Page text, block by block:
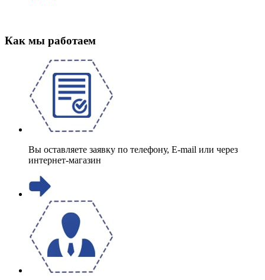
Как мы работаем
Вы оставляете заявку по телефону, E-mail или через
интернет-магазин